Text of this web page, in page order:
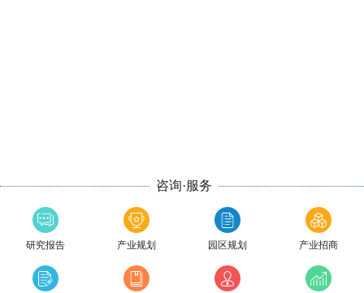
咨询·服务
研究报告 产业规划 园区规划 产业招商